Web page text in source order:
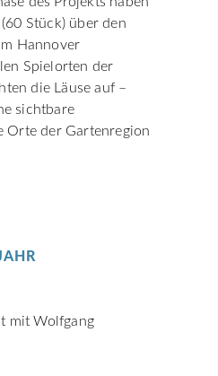
Stück) über den
Hannover
Spielorten der
die Läuse auf –
sichtbare
Orte der Gartenregion
mit Wolfgang